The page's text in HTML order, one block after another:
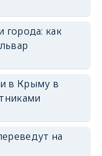
города: как
в Крыму в
на